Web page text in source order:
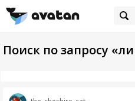
Поиск по запросу